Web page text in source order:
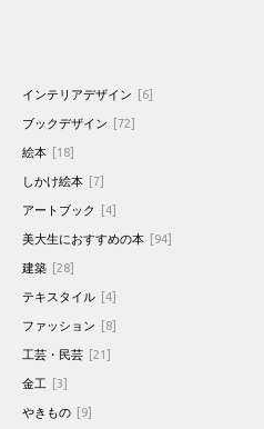
インテリアデザイン [6]
ブックデザイン [72]
絵本 [18]
しかけ絵本 [7]
アートブック [4]
美大生におすすめの本 [94]
建築 [28]
テキスタイル [4]
ファッション [8]
工芸・民芸 [21]
金工 [3]
やきもの [9]